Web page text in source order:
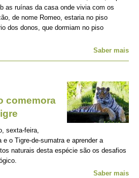
as ruínas da casa onde vivia com os
de nome Romeo, estaria no piso
dos donos, que dormiam no piso
Saber mais
comemora
sexta-feira,
e o Tigre-de-sumatra e aprender a
naturais desta espécie são os desafios
Saber mais